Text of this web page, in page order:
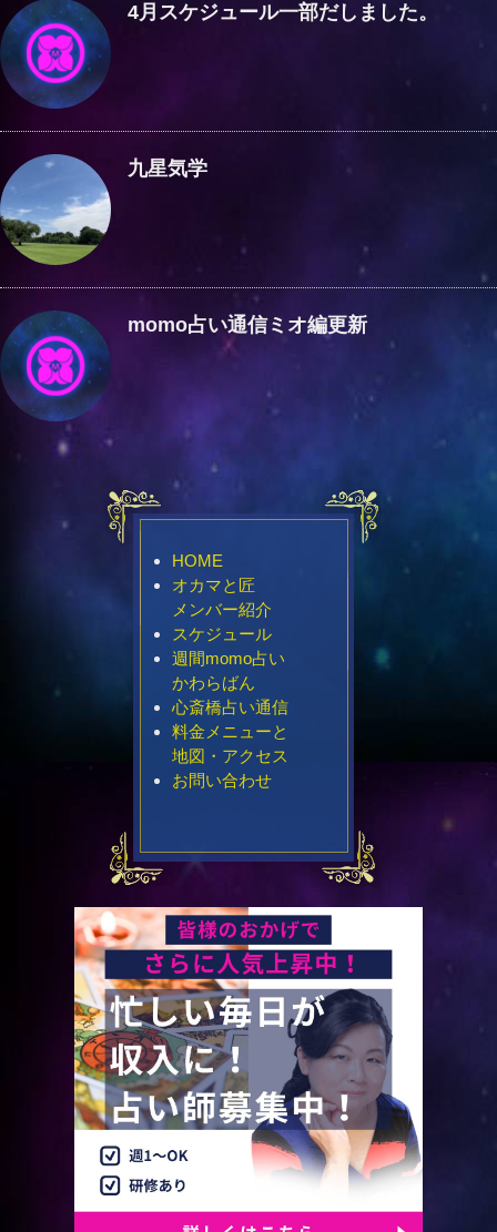
4月スケジュール一部だしました。
九星気学
momo占い通信ミオ編更新
HOME
オカマと匠
メンバー紹介
スケジュール
週間momo占い
かわらばん
心斎橋占い通信
料金メニューと
地図・アクセス
お問い合わせ